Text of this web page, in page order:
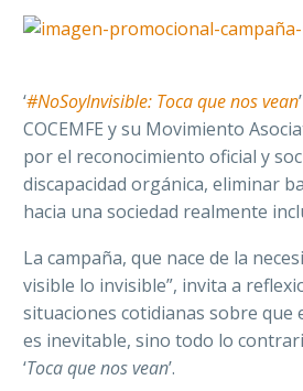
‘#NoSoyInvisible: Toca que nos vean
COCEMFE y su Movimiento
por el reconocimiento oficial y
discapacidad orgánica, eliminar
hacia una sociedad realmente
La campaña, que nace de la
visible lo invisible”, invita a
situaciones cotidianas sobre que
es inevitable, sino todo lo
‘Toca que nos vean’.